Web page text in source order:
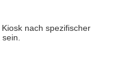
nach spezifischer